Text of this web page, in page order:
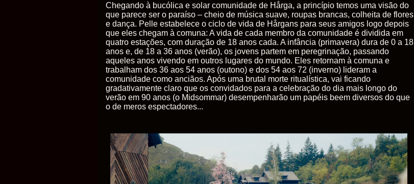
Chegando à bucólica e solar comunidade de Hårga, a princípio temos uma visão do
que parece ser o paraíso – cheio de música suave, roupas brancas, colheita de flores
e dança. Pelle estabelece o ciclo de vida de Hårgans para seus amigos logo depois
que eles chegam à comuna: A vida de cada membro da comunidade é dividida em
quatro estações, com duração de 18 anos cada. A infância (primavera) dura de 0 a 18
anos e, de 18 a 36 anos (verão), os jovens partem em peregrinação, passando
aqueles anos vivendo em outros lugares do mundo. Eles retornam à comuna e
trabalham dos 36 aos 54 anos (outono) e dos 54 aos 72 (inverno) lideram a
comunidade como anciãos. Após uma brutal morte ritualística, vai ficando
gradativamente claro que os convidados para a celebração do dia mais longo do
verão em 90 anos (o Midsommar) desempenharão um papéis beem diversos do que
o de meros espectadores...